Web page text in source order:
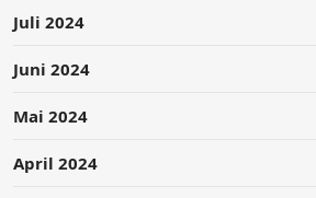
Juli 2024
Juni 2024
Mai 2024
April 2024